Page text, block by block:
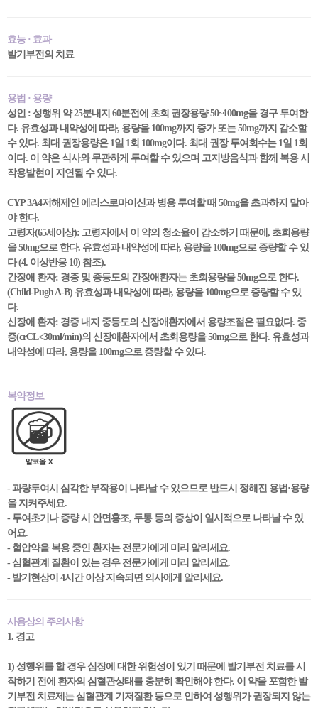
효능 · 효과
발기부전의 치료
용법 · 용량
성인 : 성행위 약 25분내지 60분전에 초회 권장용량 50~100mg을 경구 투여한
다. 유효성과 내약성에 따라, 용량을 100mg까지 증가 또는 50mg까지 감소할
수 있다. 최대 권장용량은 1일 1회 100mg이다. 최대 권장 투여회수는 1일 1회
이다. 이 약은 식사와 무관하게 투여할 수 있으며 고지방음식과 함께 복용 시
작용발현이 지연될 수 있다.
CYP 3A4저해제인 에리스로마이신과 병용 투여할 때 50mg을 초과하지 말아
야 한다.
고령자(65세이상): 고령자에서 이 약의 청소율이 감소하기 때문에, 초회용량
을 50mg으로 한다. 유효성과 내약성에 따라, 용량을 100mg으로 증량할 수 있
다 (4. 이상반응 10) 참조).
간장애 환자: 경증 및 중등도의 간장애환자는 초회용량을 50mg으로 한다.
(Child-Pugh A-B) 유효성과 내약성에 따라, 용량을 100mg으로 증량할 수 있
다.
신장애 환자: 경증 내지 중등도의 신장애환자에서 용량조절은 필요없다. 중
증(crCL<30ml/min)의 신장애환자에서 초회용량을 50mg으로 한다. 유효성과
내약성에 따라, 용량을 100mg으로 증량할 수 있다.
복약정보
- 과량투여시 심각한 부작용이 나타날 수 있으므로 반드시 정해진 용법·용량
을 지켜주세요.
- 투여초기나 증량 시 안면홍조, 두통 등의 증상이 일시적으로 나타날 수 있
어요.
- 혈압약을 복용 중인 환자는 전문가에게 미리 알리세요.
- 심혈관계 질환이 있는 경우 전문가에게 미리 알리세요.
- 발기현상이 4시간 이상 지속되면 의사에게 알리세요.
사용상의 주의사항
1. 경고
1) 성행위를 할 경우 심장에 대한 위험성이 있기 때문에 발기부전 치료를 시
작하기 전에 환자의 심혈관상태를 충분히 확인해야 한다. 이 약을 포함한 발
기부전 치료제는 심혈관계 기저질환 등으로 인하여 성행위가 권장되지 않는